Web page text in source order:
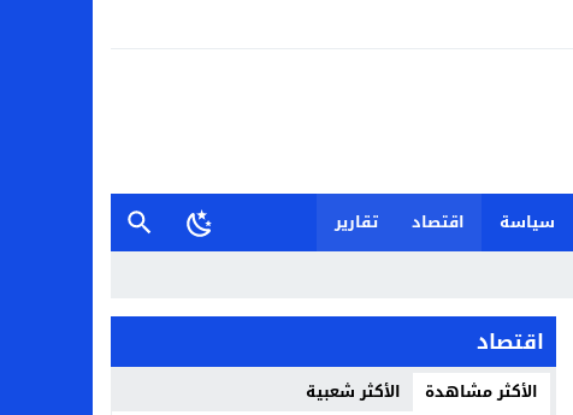
سياسة اقتصاد
تقارير
اقتصاد
الأكثر مشاهدة الأكثر شعبية